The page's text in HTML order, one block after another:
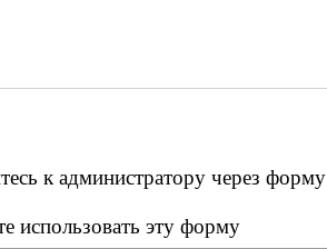
к администратору через форму
использовать эту форму